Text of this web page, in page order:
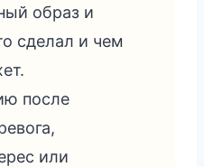
образ и
сделал и чем
после
или